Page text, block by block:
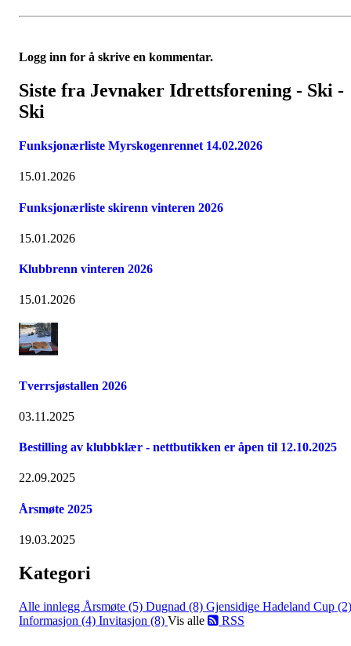
Logg inn for å skrive en kommentar.
Siste fra Jevnaker Idrettsforening - Ski -
Ski
Funksjonærliste Myrskogenrennet 14.02.2026
15.01.2026
Funksjonærliste skirenn vinteren 2026
15.01.2026
Klubbrenn vinteren 2026
15.01.2026
Tverrsjøstallen 2026
03.11.2025
Bestilling av klubbklær - nettbutikken er åpen til 12.10.2025
22.09.2025
Årsmøte 2025
19.03.2025
Kategori
Alle innlegg Årsmøte (5) Dugnad (8) Gjensidige Hadeland Cup (2)
Informasjon (4) Invitasjon (8) Vis alle RSS